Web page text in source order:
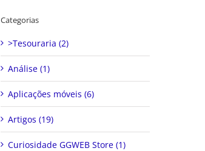
Categorias
>Tesouraria (2)
Análise (1)
Aplicações móveis (6)
Artigos (19)
Curiosidade GGWEB Store (1)